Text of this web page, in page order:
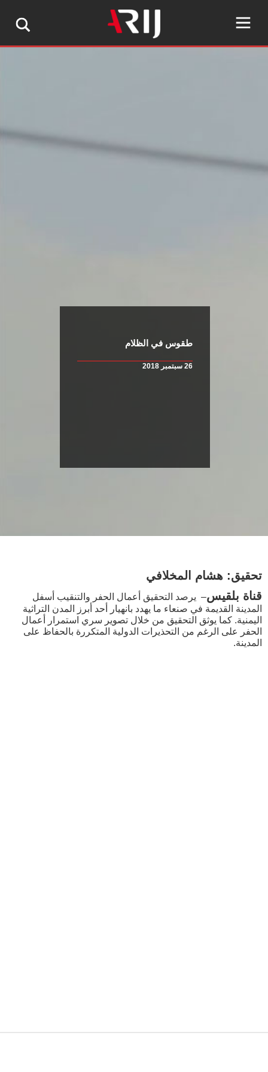
طقوس في الظلام
26 سبتمبر 2018
تحقيق: هشام المخلافي
قناة بلقيس– يرصد التحقيق أعمال الحفر والتنقيب أسفل
المدينة القديمة في صنعاء ما يهدد بانهيار أحد أبرز المدن التراثية
اليمنية. كما يوثق التحقيق من خلال تصوير سري استمرار أعمال
الحفر على الرغم من التحذيرات الدولية المتكررة بالحفاظ على
المدينة.